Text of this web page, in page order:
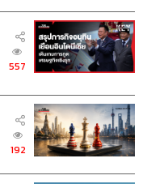
557
192